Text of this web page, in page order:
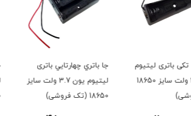
چهارتايي باتری
لیتیوم یون 3.7 ولت سایز
جا باتري چهارتایی باتری
لیتیوم یون 3.7 ولت سایز
18650 (عمده فروشی)